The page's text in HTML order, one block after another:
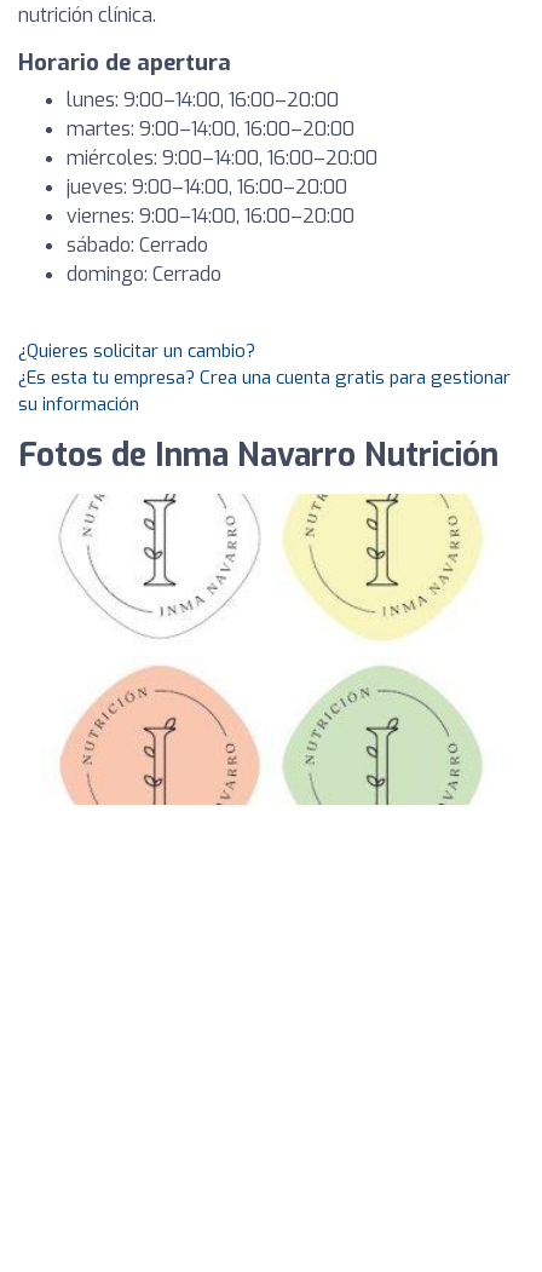
nutrición clínica.
Horario de apertura
lunes: 9:00–14:00, 16:00–20:00
martes: 9:00–14:00, 16:00–20:00
miércoles: 9:00–14:00, 16:00–20:00
jueves: 9:00–14:00, 16:00–20:00
viernes: 9:00–14:00, 16:00–20:00
sábado: Cerrado
domingo: Cerrado
¿Quieres solicitar un cambio?
¿Es esta tu empresa? Crea una cuenta gratis para gestionar
su información
Fotos de Inma Navarro Nutrición